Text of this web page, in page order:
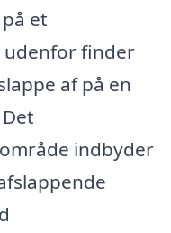
et
finder
af på en
indbyder